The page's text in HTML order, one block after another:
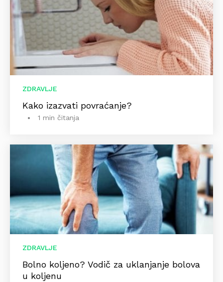
ZDRAVLJE
Kako izazvati povraćanje?
1 min čitanja
ZDRAVLJE
Bolno koljeno? Vodič za uklanjanje bolova
u koljenu